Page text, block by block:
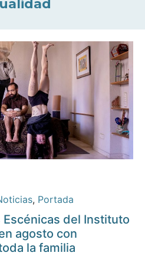
, Portada
del Instituto
agosto con
la familia